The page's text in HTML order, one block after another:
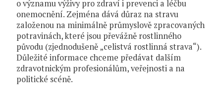
o významu výživy pro zdraví i prevenci a léčbu
onemocnění. Zejména dává důraz na stravu
založenou na minimálně průmyslově zpracovaných
potravinách, které jsou převážně rostlinného
původu (zjednodušeně „celistvá rostlinná strava“).
Důležité informace chceme předávat dalším
zdravotnickým profesionálům, veřejnosti a na
politické scéně.